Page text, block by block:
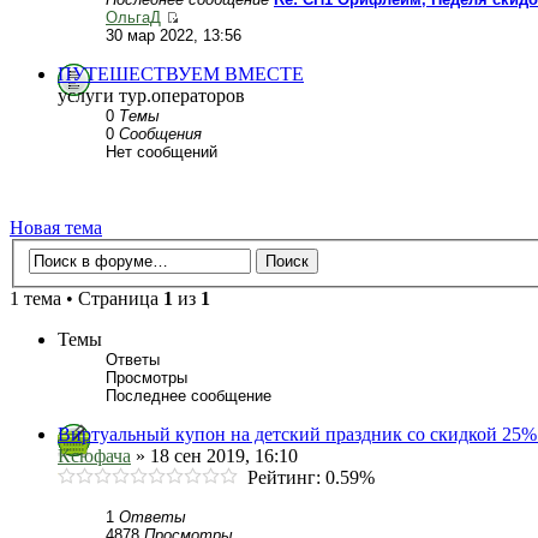
ОльгаД
30 мар 2022, 13:56
ПУТЕШЕСТВУЕМ ВМЕСТЕ
услуги тур.операторов
0 Темы
0 Сообщения
Нет сообщений
Новая тема
1 тема • Страница 1 из 1
Темы
Ответы
Просмотры
Последнее сообщение
Виртуальный купон на детский праздник со скидкой
Ксюфача » 18 сен 2019, 16:10
Рейтинг: 0.59%
1 Ответы